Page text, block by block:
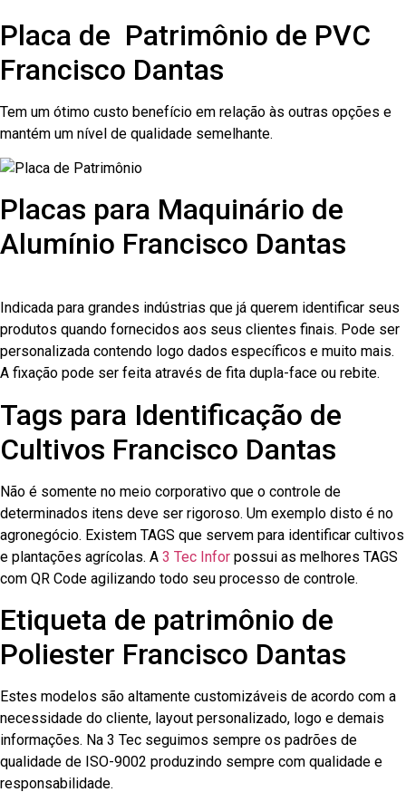
Placa de Patrimônio de PVC
Francisco Dantas
Tem um ótimo custo benefício em relação às outras opções e
mantém um nível de qualidade semelhante.
Placas para Maquinário de
Alumínio Francisco Dantas
Indicada para grandes indústrias que já querem identificar seus
produtos quando fornecidos aos seus clientes finais. Pode ser
personalizada contendo logo dados específicos e muito mais.
A fixação pode ser feita através de fita dupla-face ou rebite.
Tags para Identificação de
Cultivos Francisco Dantas
Não é somente no meio corporativo que o controle de
determinados itens deve ser rigoroso. Um exemplo disto é no
agronegócio. Existem TAGS que servem para identificar cultivos
e plantações agrícolas. A 3 Tec Infor possui as melhores TAGS
com QR Code agilizando todo seu processo de controle.
Etiqueta de patrimônio de
Poliester Francisco Dantas
Estes modelos são altamente customizáveis de acordo com a
necessidade do cliente, layout personalizado, logo e demais
informações. Na 3 Tec seguimos sempre os padrões de
qualidade de ISO-9002 produzindo sempre com qualidade e
responsabilidade.